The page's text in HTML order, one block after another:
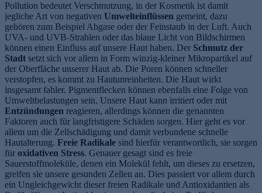
Pollution bedeutet Verschmutzung, in der Kosmetik ist damit
jegliche Art von negativen Umwelteinflüssen gemeint, dazu
gehören zum Beispiel Abgase oder der Feinstaub in der Luft. Auch
UVA- und UVB-Strahlen oder das blaue Licht von Bildschirmen
können einen Einfluss auf unsere Haut haben. Der Schmutz der
Stadt setzt sich vor allem in Form winzig-kleiner Mikropartikel auf
der Oberfläche unserer Haut ab. Die Poren können schneller
verstopfen, es kommt zu Hautunreinheiten. Die Haut wirkt
insgesamt fahler. Pigmentflecken können ebenfalls eine Folge von
Umweltbelastungen sein. Unsere Haut kann irritiert oder mit
Entzündungen reagieren, allerdings können die genannten
Faktoren auch für langfristigere Schäden sorgen. Hier geht es vor
allem um die Zellschädigung und damit verbundene schnelle
Hautalterung. Freie Radikale sind hierfür verantwortlich, sie sorgen
für oxidativen Stress. Genauer gesagt sind es freie
Sauerstoffmoleküle, denen ein Molekül fehlt, um dieses zu ersetzen,
greifen sie unsere gesunden Zellen an. Dies passiert vor allem durch
ein Ungleichgewicht dieser freien Radikale und Antioxidantien als